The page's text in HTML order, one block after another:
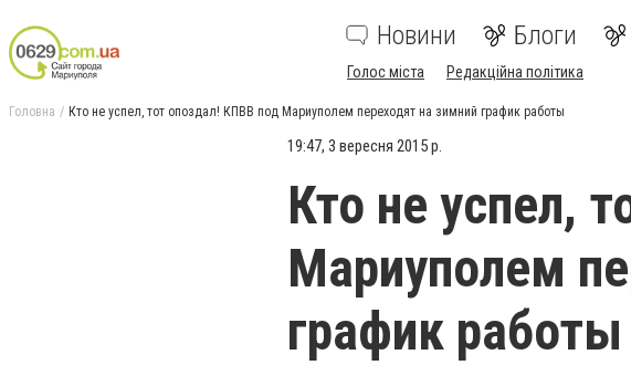
Новини Блоги
Голос міста Редакційна політика
Головна Кто не успел, тот опоздал! КПВВ под Мариуполем переходят на зимний график работы
19:47, 3 вересня 2015 р.
Кто не успел,
Мариуполем
график работы